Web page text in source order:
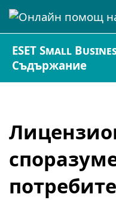
ESET Small
Съдържание